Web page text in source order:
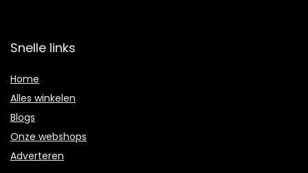
Snelle links
Home
Alles winkelen
Blogs
Onze webshops
Adverteren